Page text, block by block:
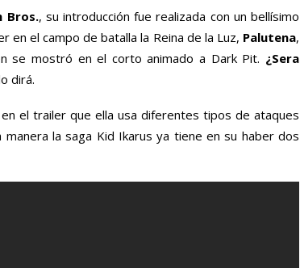
Bros., su introducción fue realizada con un bellísimo
en el campo de batalla la Reina de la Luz, Palutena,
se mostró en el corto animado a Dark Pit. ¿Sera
dirá.
el trailer que ella usa diferentes tipos de ataques
la saga Kid Ikarus ya tiene en su haber dos